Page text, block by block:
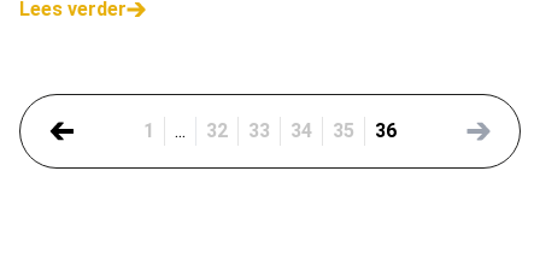
het eerste halfj
Lees verder
1 ... 32 33 34 35 36